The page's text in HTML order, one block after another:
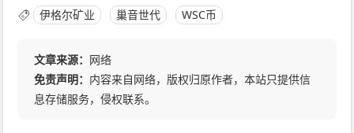
伊格尔矿业 巢音世代 WSC币
文章来源： 网络
免责声明： 内容来自网络，版权归原作者，本站只提供信
息存储服务，侵权联系。